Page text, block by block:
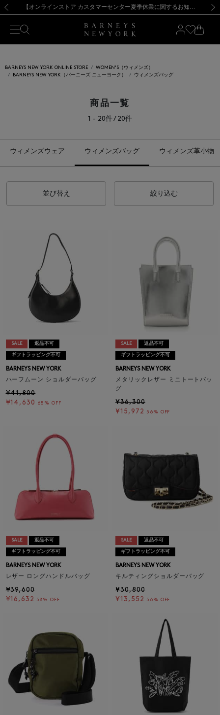
新規登録のお客様も対象！＜MY BARNEYS＞会員のお客様は11,000円（税込）以上のお買上げで常時送料無料！お買い物の際は会員登録を！
【夏季休業に伴う出荷一時停止のお知らせ】(2026.8.7) 【オンラインストア カスタマーセンター夏季休業に関するお知らせ】（2026.8.7）
【夏季休業に伴う返品・交換承り一時停止のお知らせ】（2026.8.5）
熊本県を中心とした地震の影響によるお荷物のお届けについて
【開催中】SUMMER SALEのご案内・ご注意事項 新規登録のお客様も対象！＜MY BARNEYS＞会員のお客様は11,000円（税込）以上のお買上げで常時送料無料！お買い物の際は会員登録を！
【夏季休業に伴う出荷一時停止のお知らせ】(2026.8.7)
BARNEYS NEW YORK ONLINE STORE
WOMEN'S（ウィメンズ）
BARNEYS NEW YORK（バーニーズ ニューヨーク）
ウィメンズバッグ
商品一覧
1 - 20件 / 20件
ウィメンズウェア ウィメンズバッグ ウィメンズ革小物
並び替え 絞り込む
SALE 返品不可
ギフトラッピング不可
BARNEYS NEW YORK
ハーフムーン ショルダーバッグ
¥41,800
¥14,630
65% OFF
SALE 返品不可
ギフトラッピング不可
BARNEYS NEW YORK
メタリックレザー ミニトートバッ
グ
¥36,300
¥15,972
56% OFF
SALE 返品不可
ギフトラッピング不可
BARNEYS NEW YORK
レザー ロングハンドルバッグ
¥39,600
¥16,632
58% OFF
SALE 返品不可
ギフトラッピング不可
BARNEYS NEW YORK
キルティングショルダーバッグ
¥30,800
¥13,552
56% OFF